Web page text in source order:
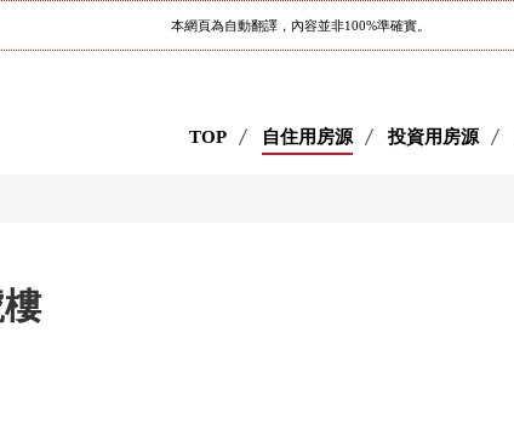
本網頁為自動翻譯，內容並非100%準確實。
TOP 自住用房源 投資用房源